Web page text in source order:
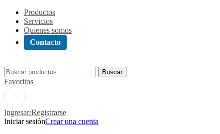
Productos
Servicios
Quienes somos
Contacto
Buscar
Favoritos
Ingresar/Registrarse
Iniciar sesiónCrear una cuenta